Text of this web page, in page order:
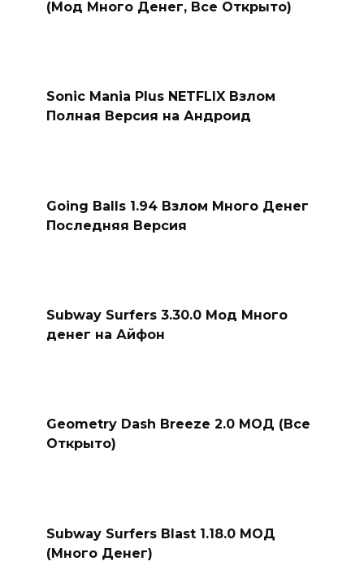
(Мод Много Денег, Все Открыто)
Sonic Mania Plus NETFLIX Взлом
Полная Версия на Андроид
Going Balls 1.94 Взлом Много Денег
Последняя Версия
Subway Surfers 3.30.0 Мод Много
денег на Айфон
Geometry Dash Breeze 2.0 МОД (Все
Открыто)
Subway Surfers Blast 1.18.0 МОД
(Много Денег)